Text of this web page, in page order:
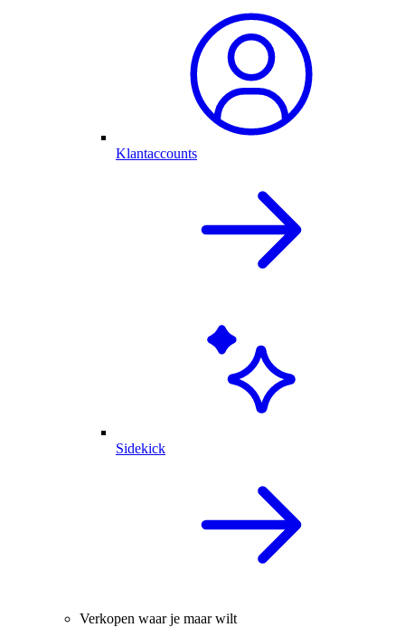
Klantaccounts
Sidekick
Verkopen waar je maar wilt